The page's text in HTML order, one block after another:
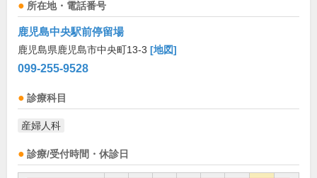
所在地・電話番号
鹿児島中央駅前停留場
鹿児島県鹿児島市中央町13-3 [地図]
099-255-9528
診療科目
産婦人科
診療/受付時間・休診日